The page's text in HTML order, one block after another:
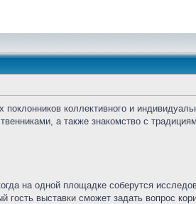
коллективного и
а также знакомство с
на одной площадке соберутся
выставки сможет задать вопрос